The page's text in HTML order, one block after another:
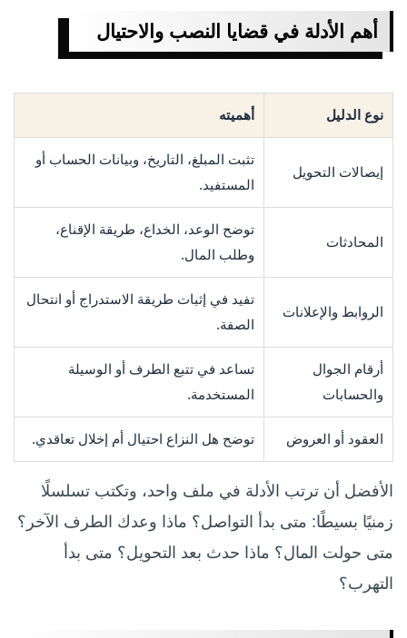
أهم الأدلة في قضايا النصب والاحتيال
نوع الدليل أهميته
إيصالات التحويل
تثبت المبلغ، التاريخ، وبيانات الحساب أو
المستفيد.
المحادثات
توضح الوعد، الخداع، طريقة الإقناع،
وطلب المال.
الروابط والإعلانات
تفيد في إثبات طريقة الاستدراج أو انتحال
الصفة.
أرقام الجوال
والحسابات
تساعد في تتبع الطرف أو الوسيلة
المستخدمة.
العقود أو العروض توضح هل النزاع احتيال أم إخلال تعاقدي.
الأفضل أن ترتب الأدلة في ملف واحد، وتكتب تسلسلًا
زمنيًا بسيطًا: متى بدأ التواصل؟ ماذا وعدك الطرف الآخر؟
متى حولت المال؟ ماذا حدث بعد التحويل؟ متى بدأ
التهرب؟